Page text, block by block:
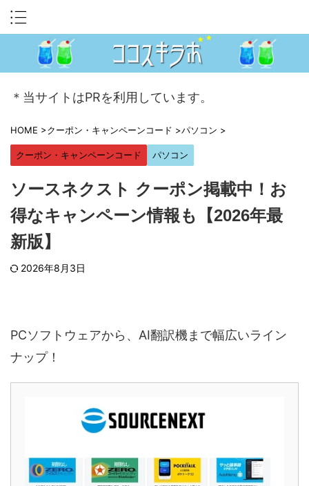
＊当サイトはPRを利用しています。
HOME >クーポン・キャンペーンコード >パソコン >
クーポン・キャンペーンコード パソコン
ソースネクスト クーポン掲載中！お
得なキャンペーン情報も【2026年最
新版】
2026年8月3日
PCソフトウェアから、AI翻訳機まで幅広いライン
ナップ！